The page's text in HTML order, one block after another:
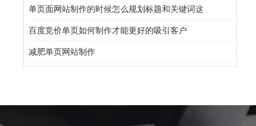
单页面网站制作的时候怎么规划标题和关键词这
百度竞价单页如何制作才能更好的吸引客户
减肥单页网站制作